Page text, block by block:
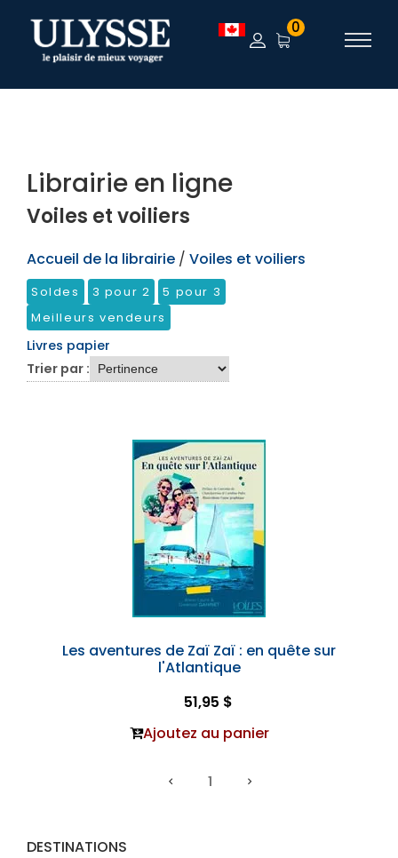
TEST 0
DESTINATIONS
Librairie en ligne
Voiles et voiliers
Accueil de la librairie / Voiles et voiliers
Soldes 3 pour 2
5 pour 3
Meilleurs vendeurs
Livres papier
Trier par :
Les aventures de Zaï Zaï : en quête sur
l'Atlantique
51,95 $
Ajoutez au panier
1